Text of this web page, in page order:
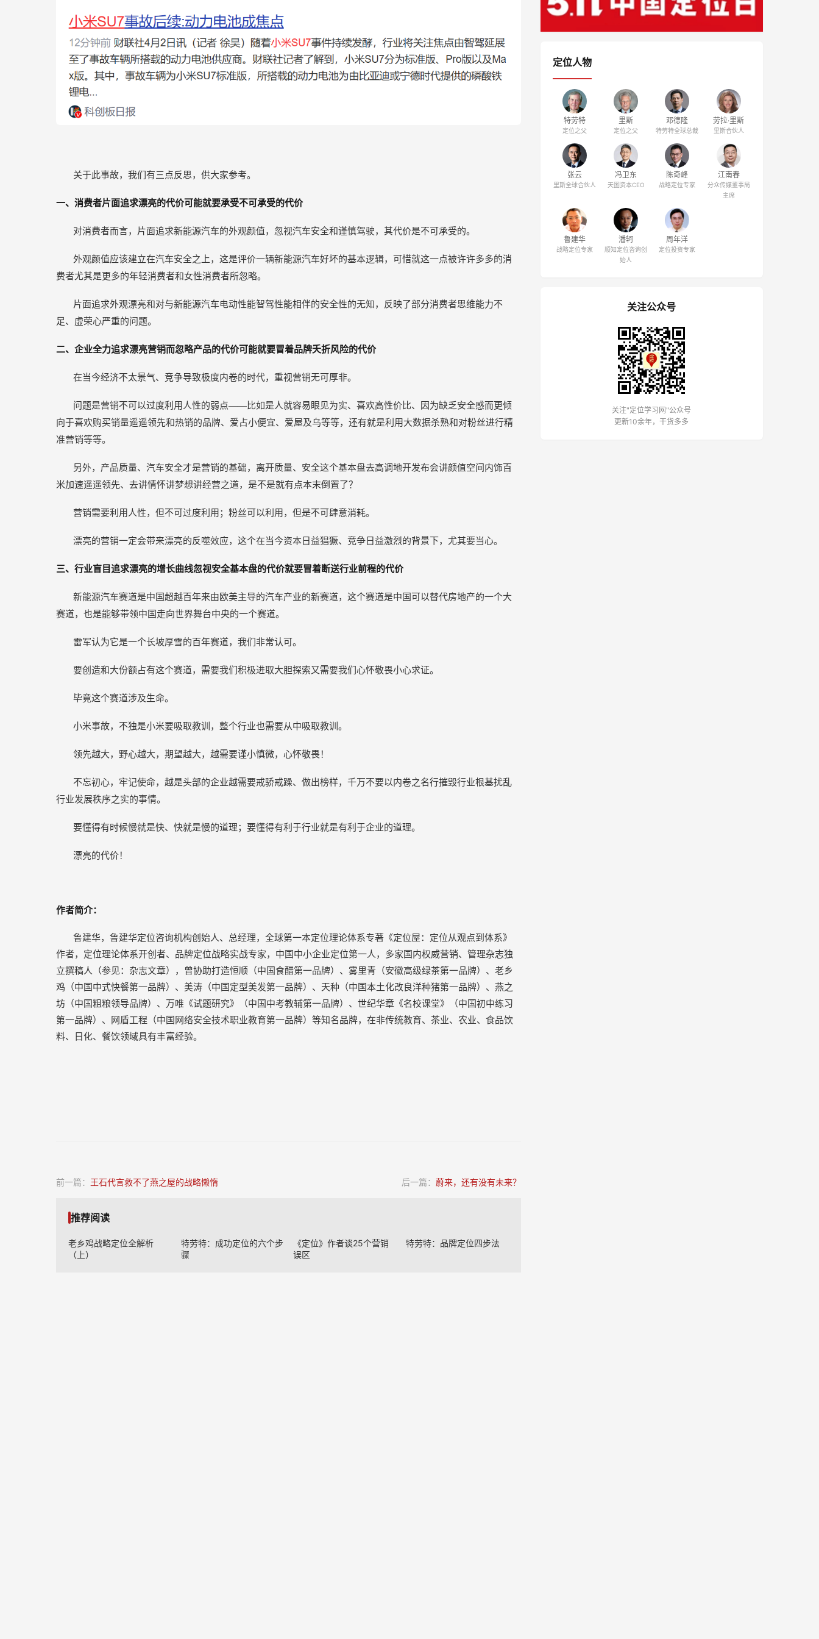
关于此事故，我们有三点反思，供大家参考。
一、消费者片面追求漂亮的代价可能就要承受不可承受的代价
对消费者而言，片面追求新能源汽车的外观颜值，忽视汽车安全和谨慎驾驶，其代价是不可承受的。
外观颜值应该建立在汽车安全之上，这是评价一辆新能源汽车好坏的基本逻辑，可惜就这一点被许许多多的消
费者尤其是更多的年轻消费者和女性消费者所忽略。
片面追求外观漂亮和对与新能源汽车电动性能智驾性能相伴的安全性的无知，反映了部分消费者思维能力不
足、虚荣心严重的问题。
二、企业全力追求漂亮营销而忽略产品的代价可能就要冒着品牌夭折风险的代价
在当今经济不太景气、竞争导致极度内卷的时代，重视营销无可厚非。
问题是营销不可以过度利用人性的弱点——比如是人就容易眼见为实、喜欢高性价比、因为缺乏安全感而更倾
向于喜欢购买销量遥遥领先和热销的品牌、爱占小便宜、爱屋及乌等等，还有就是利用大数据杀熟和对粉丝进行精
准营销等等。
另外，产品质量、汽车安全才是营销的基础，离开质量、安全这个基本盘去高调地开发布会讲颜值空间内饰百
米加速遥遥领先、去讲情怀讲梦想讲经营之道，是不是就有点本末倒置了？
营销需要利用人性，但不可过度利用；粉丝可以利用，但是不可肆意消耗。
漂亮的营销一定会带来漂亮的反噬效应，这个在当今资本日益猖獗、竞争日益激烈的背景下，尤其要当心。
三、行业盲目追求漂亮的增长曲线忽视安全基本盘的代价就要冒着断送行业前程的代价
新能源汽车赛道是中国超越百年来由欧美主导的汽车产业的新赛道，这个赛道是中国可以替代房地产的一个大
赛道，也是能够带领中国走向世界舞台中央的一个赛道。
雷军认为它是一个长坡厚雪的百年赛道，我们非常认可。
要创造和大份额占有这个赛道，需要我们积极进取大胆探索又需要我们心怀敬畏小心求证。
毕竟这个赛道涉及生命。
小米事故，不独是小米要吸取教训，整个行业也需要从中吸取教训。
领先越大，野心越大，期望越大，越需要谨小慎微，心怀敬畏！
不忘初心，牢记使命，越是头部的企业越需要戒骄戒躁、做出榜样，千万不要以内卷之名行摧毁行业根基扰乱
行业发展秩序之实的事情。
要懂得有时候慢就是快、快就是慢的道理；要懂得有利于行业就是有利于企业的道理。
漂亮的代价！
作者简介：
鲁建华，鲁建华定位咨询机构创始人、总经理，全球第一本定位理论体系专著《定位屋：定位从观点到体系》
作者，定位理论体系开创者、品牌定位战略实战专家，中国中小企业定位第一人，多家国内权威营销、管理杂志独
立撰稿人（参见：杂志文章），曾协助打造恒顺（中国食醋第一品牌）、雾里青（安徽高级绿茶第一品牌）、老乡
鸡（中国中式快餐第一品牌）、美涛（中国定型美发第一品牌）、天种（中国本土化改良洋种猪第一品牌）、燕之
坊（中国粗粮领导品牌）、万唯《试题研究》（中国中考教辅第一品牌）、世纪华章《名校课堂》（中国初中练习
第一品牌）、网盾工程（中国网络安全技术职业教育第一品牌）等知名品牌，在非传统教育、茶业、农业、食品饮
料、日化、餐饮领域具有丰富经验。
前一篇： 王石代言救不了燕之屋的战略懒惰 后一篇： 蔚来，还有没有未来？
推荐阅读
老乡鸡战略定位全解析
（上）
特劳特：成功定位的六个步
骤
《定位》作者谈25个营销
误区
特劳特：品牌定位四步法
定位人物
特劳特
定位之父
里斯
定位之父
邓德隆
特劳特全球总裁
劳拉·里斯
里斯合伙人
张云
里斯全球合伙人
冯卫东
天图资本CEO
陈奇峰
战略定位专家
江南春
分众传媒董事局
主席
鲁建华
战略定位专家
潘轲
顺知定位咨询创
始人
周年洋
定位投资专家
关注公众号
关注"定位学习网"公众号
更新10余年，干货多多